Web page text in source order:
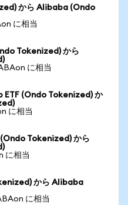
から Alibaba (Ondo
に相当
Tokenized) から
に相当
ETF (Ondo Tokenized) か
に相当
Tokenized) から
に相当
から Alibaba
に相当